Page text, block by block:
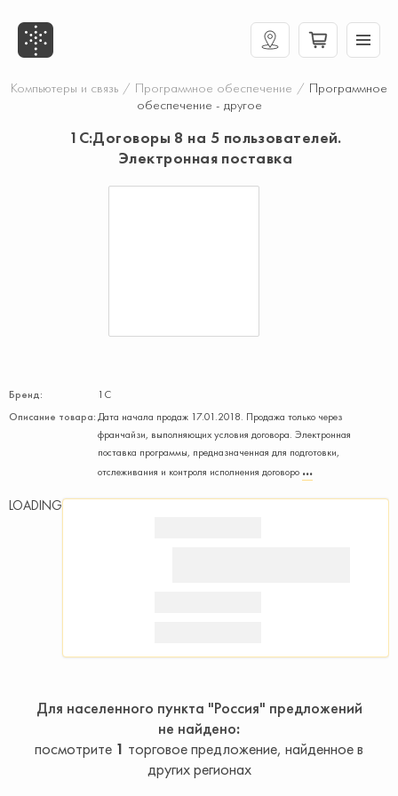
Компьютеры и связь / Программное обеспечение / Программное
обеспечение - другое
1С:Договоры 8 на 5 пользователей.
Электронная поставка
Бренд:
1С
Описание товара:Дата начала продаж 17.01.2018. Продажа только через
франчайзи, выполняющих условия договора. Электронная
поставка программы, предназначенная для подготовки,
отслеживания и контроля исполнения договоро
LOADING
Для населенного пункта "Россия" предложений
не найдено
посмотрите 1 торговое предложение, найденное в
других регионах